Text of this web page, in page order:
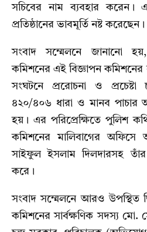
সচিবের নাম ব্যবহার করেন।
প্রতিষ্ঠানের ভাবমূর্তি নষ্ট করেছেন।
সংবাদ সম্মেলনে জানানো হয়,
কমিশনের এই বিজ্ঞাপন
সংঘটনে প্ররোচনা ও প্রচেষ্টা
৪২০/৪০৬ ধারা ও মানব পাচার
হয়। এর পরিপ্রেক্ষিতে পুলিশ
কমিশনের মালিবাগের অফিসে
সাইফুল ইসলাম দিলদারসহ
করে।
সংবাদ সম্মেলনে ‍আরও উপস্থিত
কমিশনের সার্বক্ষণিক সদস্য মো.